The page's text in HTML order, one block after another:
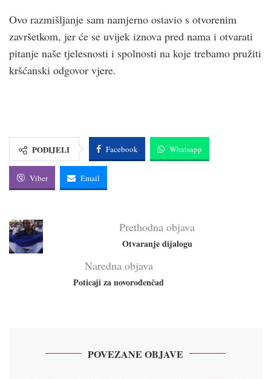
Ovo razmišljanje sam namjerno ostavio s otvorenim
završetkom, jer će se uvijek iznova pred nama i otvarati
pitanje naše tjelesnosti i spolnosti na koje trebamo pružiti
krš­ćanski odgovor vjere.
PODIJELI Facebook Whatsapp
Viber Email
Prethodna objava
Otvaranje dijalogu
Naredna objava
Poticaji za novorođenčad
POVEZANE OBJAVE